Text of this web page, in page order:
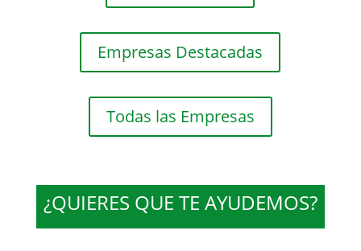
Empresas Destacadas
Todas las Empresas
¿QUIERES QUE TE AYUDEMOS?